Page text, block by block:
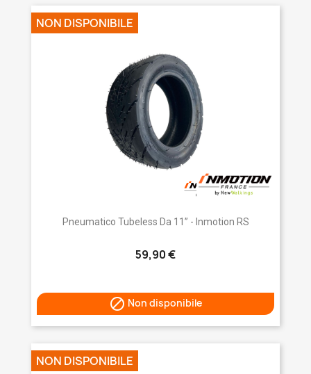
Pneumatico Tubeless Da 11” - Inmotion RS
59,90 €
 Non disponibile
NON DISPONIBILE
NON DISPONIBILE